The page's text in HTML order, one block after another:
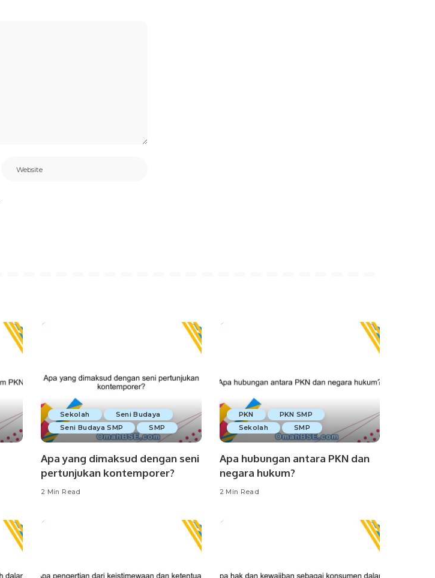
Sekolah
Seni Budaya
Seni Budaya SMP
SMP
Apa yang dimaksud dengan seni
pertunjukan kontemporer?
2 Min Read
PKN
PKN SMP
Sekolah
SMP
Apa hubungan antara PKN dan
negara hukum?
2 Min Read